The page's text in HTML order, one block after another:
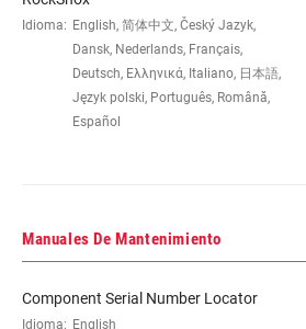
STROKE
240x76, 267x89, n/a
DAMPER TYPE n/a
COMPRESSION
TUNE
Black, H, L, L3, M
LOCKOUT FORCE
Idioma: English, 简体中文, Český Jazyk,
Dansk, Nederlands, Français,
Deutsch, Ελληνικά, Italiano, 日本語,
Język polski, Português, Română,
Español
Manuales De Mantenimiento
Component Serial Number Locator
Idioma: English